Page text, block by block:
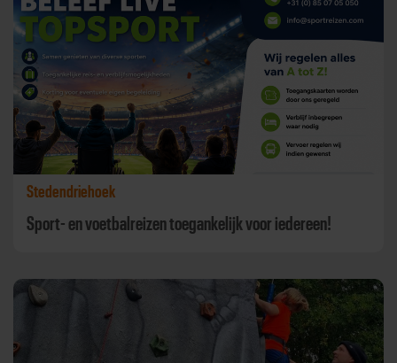
Stedendriehoek
Sport- en voetbalreizen toegankelijk voor iedereen!